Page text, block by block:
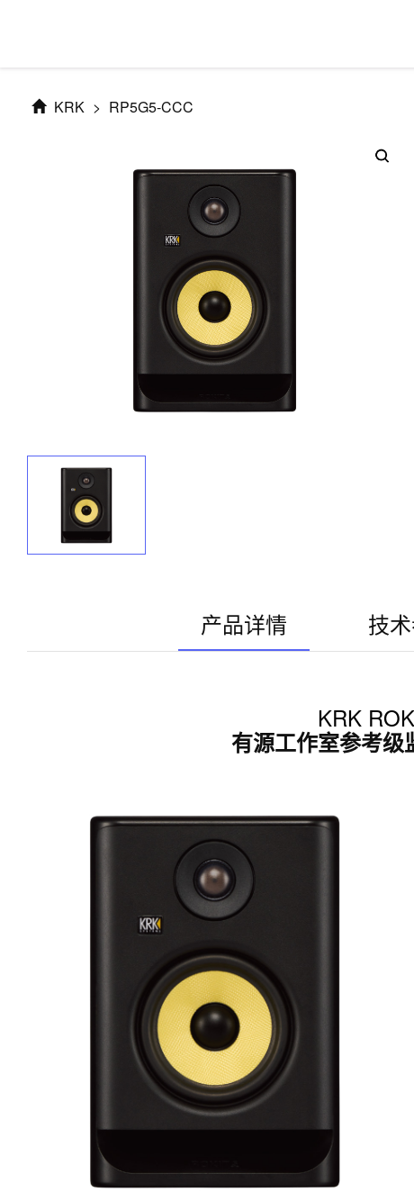
KRK > RP5G5-CCC
产品详情 技
KRK
有源工作室参考级